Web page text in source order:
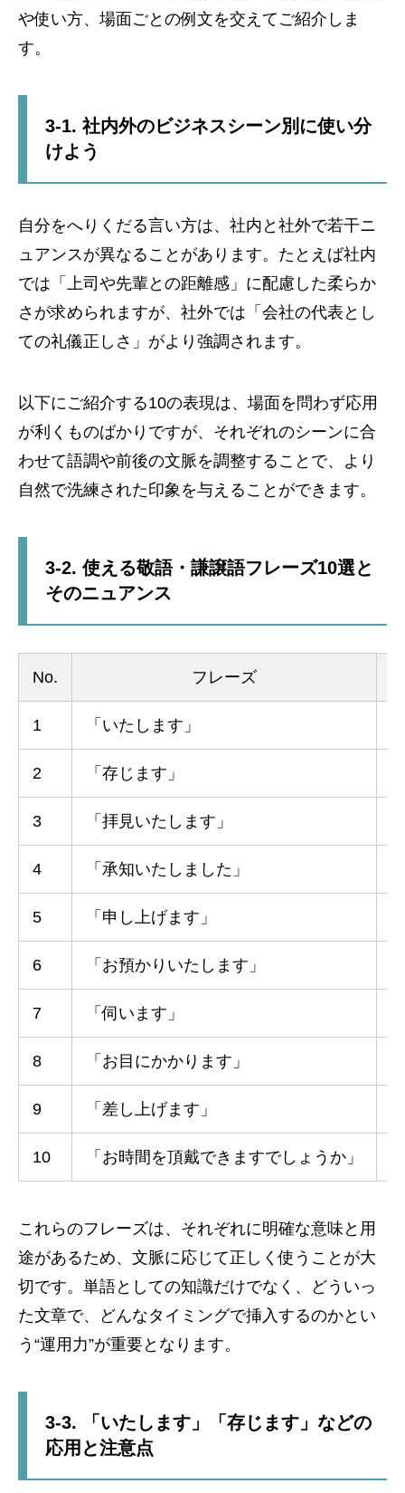
や使い方、場面ごとの例文を交えてご紹介しま
す。
3-1. 社内外のビジネスシーン別に使い分
けよう
自分をへりくだる言い方は、社内と社外で若干ニ
ュアンスが異なることがあります。たとえば社内
では「上司や先輩との距離感」に配慮した柔らか
さが求められますが、社外では「会社の代表とし
ての礼儀正しさ」がより強調されます。
以下にご紹介する10の表現は、場面を問わず応用
が利くものばかりですが、それぞれのシーンに合
わせて語調や前後の文脈を調整することで、より
自然で洗練された印象を与えることができます。
3-2. 使える敬語・謙譲語フレーズ10選と
そのニュアンス
No. フレーズ
1 「いたします」
2 「存じます」
3 「拝見いたします」
4 「承知いたしました」
5 「申し上げます」
6 「お預かりいたします」
7 「伺います」
8 「お目にかかります」
9 「差し上げます」
10 「お時間を頂戴できますでしょうか」
これらのフレーズは、それぞれに明確な意味と用
途があるため、文脈に応じて正しく使うことが大
切です。単語としての知識だけでなく、どういっ
た文章で、どんなタイミングで挿入するのかとい
う“運用力”が重要となります。
3-3. 「いたします」「存じます」などの
応用と注意点